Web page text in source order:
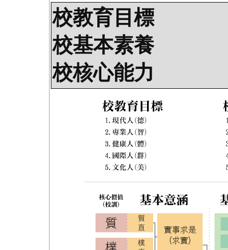
校教育目標
校基本素養
校核心能力